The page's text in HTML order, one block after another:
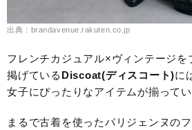
出典：brandavenue.rakuten.co.jp
フレンチカジュアル×ヴィンテージを
掲げている Discoat(ディスコート)に
女子にぴったりなアイテムが揃って
まるで古着を使ったパリジェンヌの